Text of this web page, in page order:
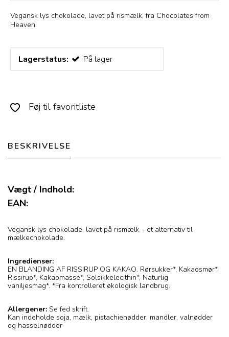
Vegansk lys chokolade, lavet på rismælk, fra Chocolates from
Heaven
Lagerstatus: På lager
Føj til favoritliste
BESKRIVELSE
Vægt / Indhold:
EAN:
Vegansk lys chokolade, lavet på rismælk - et alternativ til
mælkechokolade.
Ingredienser:
EN BLANDING AF RISSIRUP OG KAKAO. Rørsukker*, Kakaosmør*,
Rissirup*, Kakaomasse*, Solsikkelecithin*, Naturlig
vaniljesmag*. *Fra kontrolleret økologisk landbrug.
Allergener: Se fed skrift.
Kan indeholde soja, mælk, pistachienødder, mandler, valnødder
og hasselnødder